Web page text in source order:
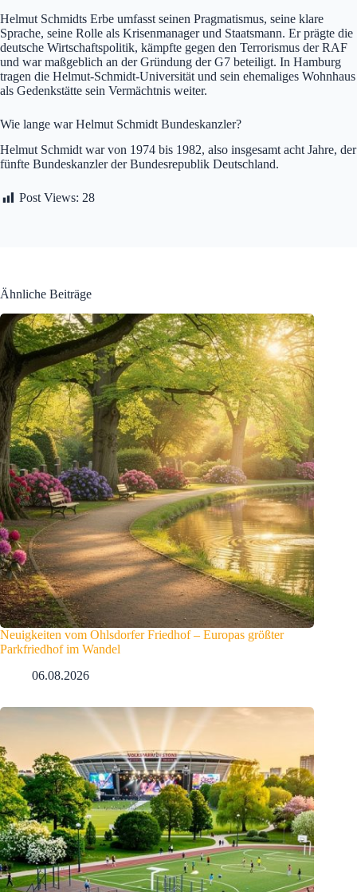
Helmut Schmidts Erbe umfasst seinen Pragmatismus, seine klare
Sprache, seine Rolle als Krisenmanager und Staatsmann. Er prägte die
deutsche Wirtschaftspolitik, kämpfte gegen den Terrorismus der RAF
und war maßgeblich an der Gründung der G7 beteiligt. In Hamburg
tragen die Helmut-Schmidt-Universität und sein ehemaliges Wohnhaus
als Gedenkstätte sein Vermächtnis weiter.
Wie lange war Helmut Schmidt Bundeskanzler?
Helmut Schmidt war von 1974 bis 1982, also insgesamt acht Jahre, der
fünfte Bundeskanzler der Bundesrepublik Deutschland.
Post Views: 28
Ähnliche Beiträge
Neuigkeiten vom Ohlsdorfer Friedhof – Europas größter
Parkfriedhof im Wandel
06.08.2026